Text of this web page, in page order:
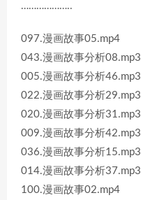
………………..
097.漫画故事05.mp4
043.漫画故事分析08.mp3
005.漫画故事分析46.mp3
022.漫画故事分析29.mp3
020.漫画故事分析31.mp3
009.漫画故事分析42.mp3
036.漫画故事分析15.mp3
014.漫画故事分析37.mp3
100.漫画故事02.mp4